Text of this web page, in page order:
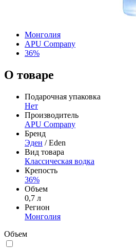
Монголия
APU Company
36%
О товаре
Подарочная упаковка
Нет
Производитель
APU Company
Бренд
Эден / Eden
Вид товара
Классическая водка
Крепость
36%
Объем
0,7 л
Регион
Монголия
Объем